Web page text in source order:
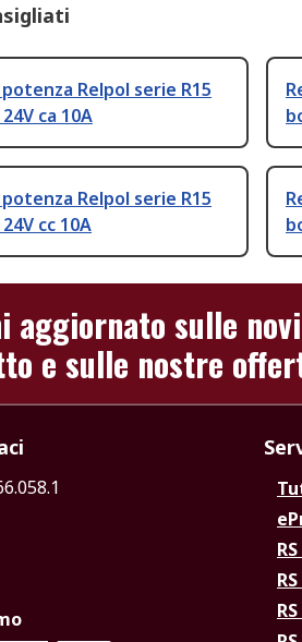
Relpol serie R15
ca 10A
Relpol serie R15
cc 10A
aggiornato sulle
e sulle nostre